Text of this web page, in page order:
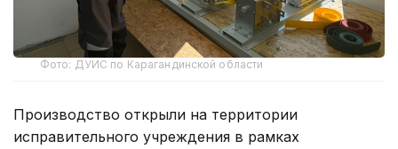
Фото: ДУИС по Карагандинской области
Производство открыли на территории
исправительного учреждения в рамках